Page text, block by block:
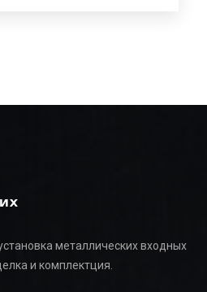
металлических входных
и комплектция.